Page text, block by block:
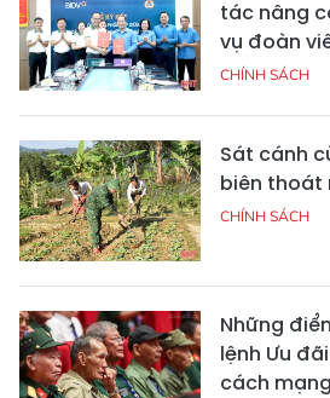
tác nâng
vụ đoàn
CHÍNH SÁCH
Sát cánh
biên thoát
CHÍNH SÁCH
Những
lệnh Ưu
cách mạng